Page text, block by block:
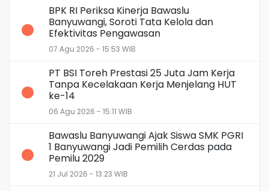
BPK RI Periksa Kinerja Bawaslu
Banyuwangi, Soroti Tata Kelola dan
Efektivitas Pengawasan
07 Agu 2026 - 15:53 WIB
PT BSI Toreh Prestasi 25 Juta Jam Kerja
Tanpa Kecelakaan Kerja Menjelang HUT
ke-14
06 Agu 2026 - 15:11 WIB
Bawaslu Banyuwangi Ajak Siswa SMK PGRI
1 Banyuwangi Jadi Pemilih Cerdas pada
Pemilu 2029
21 Jul 2026 - 13:23 WIB